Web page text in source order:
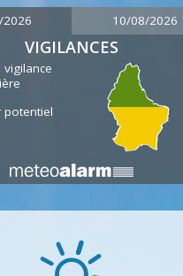
10/08/2026
VIGILANCES
vigilance
potentiel